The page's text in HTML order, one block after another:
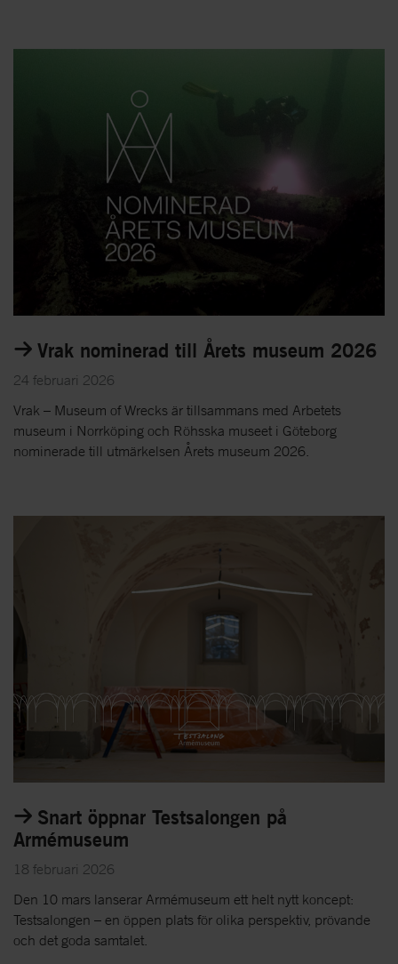
Vrak nominerad till Årets museum 2026
24 februari 2026
Vrak – Museum of Wrecks är tillsammans med Arbetets
museum i Norrköping och Röhsska museet i Göteborg
nominerade till utmärkelsen Årets museum 2026.
Snart öppnar Testsalongen på
Armémuseum
18 februari 2026
Den 10 mars lanserar Armémuseum ett helt nytt koncept:
Testsalongen – en öppen plats för olika perspektiv, prövande
och det goda samtalet.